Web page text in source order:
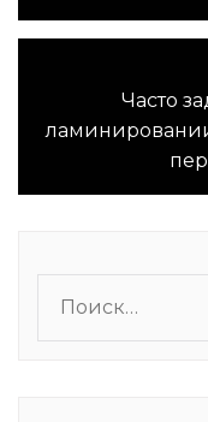
Часто
ламинировании